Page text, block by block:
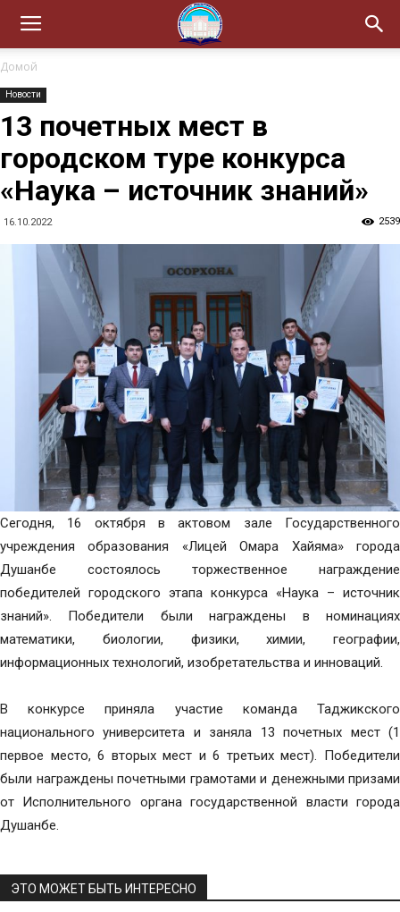
Домой
Новости
13 почетных мест в
городском туре конкурса
«Наука – источник знаний»
16.10.2022 2539
Сегодня, 16 октября в актовом зале Государственного
учреждения образования «Лицей Омара Хайяма» города
Душанбе состоялось торжественное награждение
победителей городского этапа конкурса «Наука – источник
знаний». Победители были награждены в номинациях
математики, биологии, физики, химии, географии,
информационных технологий, изобретательства и инноваций.
В конкурсе приняла участие команда Таджикского
национального университета и заняла 13 почетных мест (1
первое место, 6 вторых мест и 6 третьих мест). Победители
были награждены почетными грамотами и денежными призами
от Исполнительного органа государственной власти города
Душанбе.
ЭТО МОЖЕТ БЫТЬ ИНТЕРЕСНО